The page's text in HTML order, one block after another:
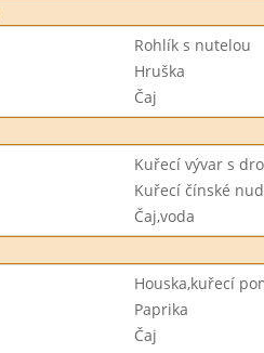
Rohlík s nutelou
Hruška
Čaj
Kuřecí vývar s
Kuřecí čínské
Čaj,voda
Houska,kuřecí
Paprika
Čaj